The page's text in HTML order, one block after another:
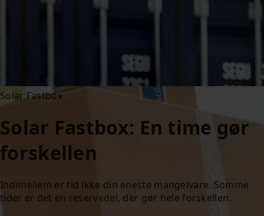
Solar Fastbox
Solar Fastbox: En time gør
forskellen
Indimellem er tid ikke din eneste mangelvare. Somme
tider er det en reservedel, der gør hele forskellen.